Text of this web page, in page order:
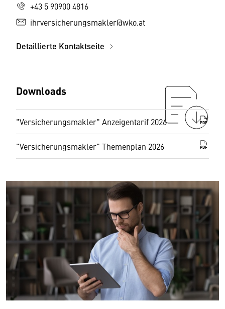
+43 5 90900 4816
ihrversicherungsmakler@wko.at
Detaillierte Kontaktseite
Downloads
"Versicherungsmakler" Anzeigentarif 2026 PDF
"Versicherungsmakler" Themenplan 2026 PDF